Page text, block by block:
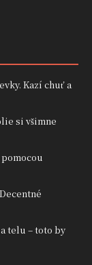
Kazí chuť a
si všimne
telu – toto by